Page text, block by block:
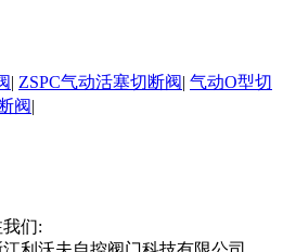
| ZSPC气动活塞切断阀| 气动O型切
阀|
们: